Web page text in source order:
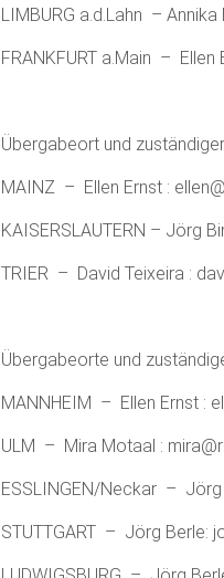
LIMBURG a.d.Lahn –
FRANKFURT a.Main – Ellen
Übergabeort und
MAINZ – Ellen Ernst :
KAISERSLAUTERN – Jörg
TRIER – David Teixeira :
Übergabeorte und
MANNHEIM – Ellen Ernst :
ULM – Mira Motaal :
ESSLINGEN/Neckar – Jörg
STUTTGART – Jörg Berle: